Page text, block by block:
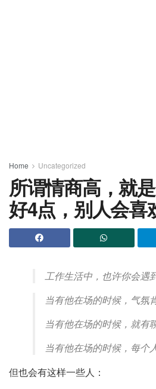
Home Uncategorized
所谓情商高，就
好4点，别人会喜
工作生活中，也许你会遇
当有他在场的时候，气氛
当有他在场的时候，就有
当有他在场的时候，每个
但也会有这样一些人：